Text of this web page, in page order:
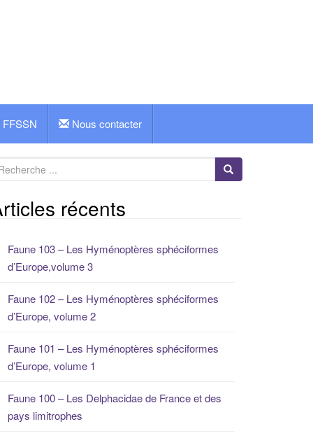
FFSSN Nous contacter
récents
Faune 103 – Les Hyménoptères sphéciformes
d’Europe,volume 3
Faune 102 – Les Hyménoptères sphéciformes
d’Europe, volume 2
Faune 101 – Les Hyménoptères sphéciformes
d’Europe, volume 1
Faune 100 – Les Delphacidae de France et des
pays limitrophes